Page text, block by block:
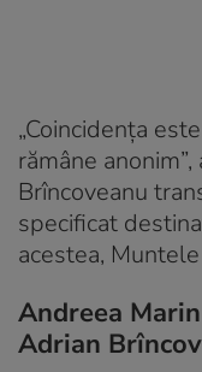
„Coincidența
rămâne
Brîncoveanu
specificat
acestea,
Andreea
Adrian